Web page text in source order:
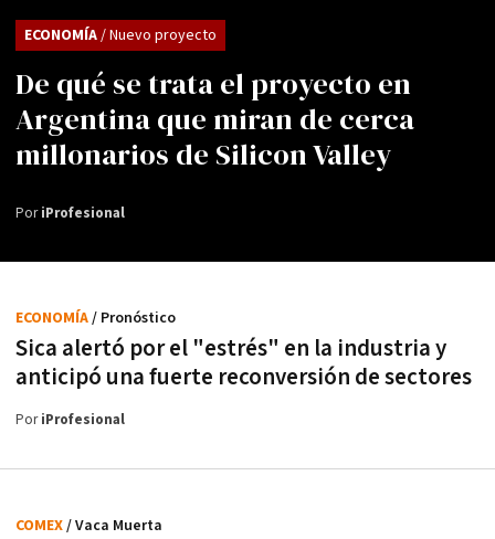
De qué se trata el proyecto en
Argentina que miran de cerca
millonarios de Silicon Valley
ECONOMÍA / Nuevo proyecto
PoriProfesional
Sica alertó por el "estrés" en la industria y
anticipó una fuerte reconversión de sectores
ECONOMÍA/ Pronóstico
PoriProfesional
COMEX/ Vaca Muerta